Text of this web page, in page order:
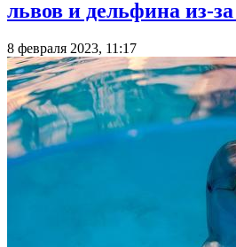
львов и дельфина из-
8 февраля 2023, 11:17